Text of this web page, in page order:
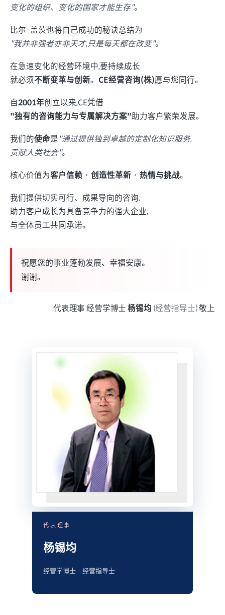
变化的组织、变化的国家才能生存"。
比尔·盖茨也将自己成功的秘诀总结为
"我并非强者亦非天才,只是每天都在改变"。
在急速变化的经营环境中,要持续成长
就必须不断变革与创新。 CE经营咨询(株)愿与您同行。
自2001年创立以来,CE凭借
"独有的咨询能力与专属解决方案"助力客户繁荣发展。
我们的使命是 "通过提供独到卓越的定制化知识服务,
贡献人类社会"。
核心价值为客户信赖 · 创造性革新 · 热情与挑战。
我们提供切实可行、成果导向的咨询,
助力客户成长为具备竞争力的强大企业,
与全体员工共同承诺。
祝愿您的事业蓬勃发展、幸福安康。
谢谢。
代表理事 经营学博士杨锡均 (经营指导士)敬上
代表理事
杨锡均
经营学博士 · 经营指导士